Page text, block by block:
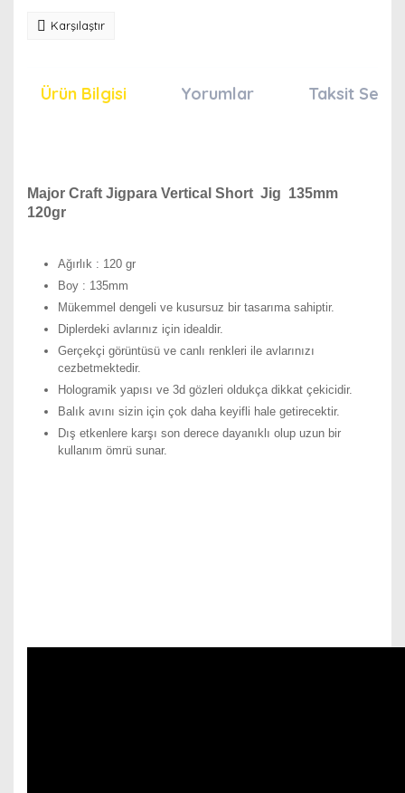
Karşılaştır
Ürün Bilgisi Yorumlar Taksit
Major Craft Jigpara Vertical Short Jig 135mm
120gr
Ağırlık : 120 gr
Boy : 135mm
Mükemmel dengeli ve kusursuz bir tasarıma sahiptir.
Diplerdeki avlarınız için idealdir.
Gerçekçi görüntüsü ve canlı renkleri ile avlarınızı
cezbetmektedir.
Hologramik yapısı ve 3d gözleri oldukça dikkat çekicidir.
Balık avını sizin için çok daha keyifli hale getirecektir.
Dış etkenlere karşı son derece dayanıklı olup uzun bir
kullanım ömrü sunar.